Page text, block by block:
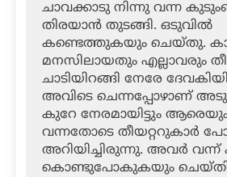
ചാവക്കാടു നിന്നു വന്ന
തിരയാന്‍ തുടങ്ങി. ഒടുവില്‍
കണ്ടെത്തുകയും ചെയ്തു.
മനസിലായതും എല്ലാവരും
ചാടിയിറങ്ങി നേരേ
അവിടെ ചെന്നപ്പോഴാണ് അടുത്ത
കുറേ നേരമായിട്ടും
വന്നതോടെ തീയറ്ററുകാര്‍
അറിയിച്ചിരുന്നു. അവര്‍ വന്ന്
കൊണ്ടുപോകുകയും